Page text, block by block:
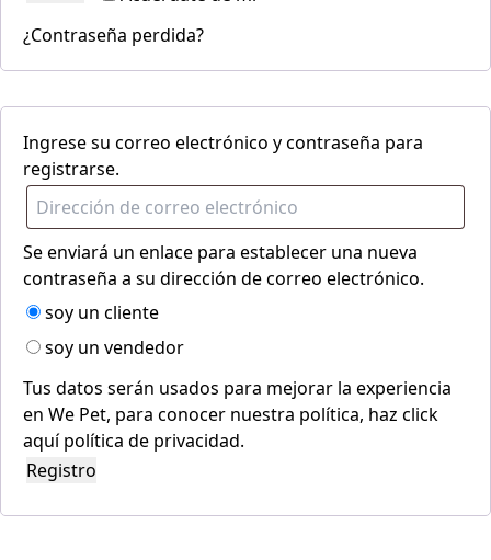
¿Contraseña perdida?
Ingrese su correo electrónico y contraseña para
registrarse.
Se enviará un enlace para establecer una nueva
contraseña a su dirección de correo electrónico.
soy un cliente
soy un vendedor
Tus datos serán usados para mejorar la experiencia
en We Pet, para conocer nuestra política, haz click
aquípolítica de privacidad.
Registro